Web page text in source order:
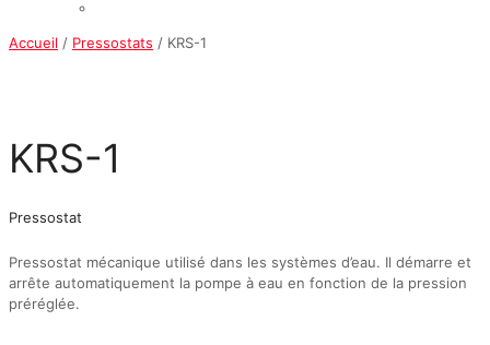
Accueil / Pressostats / KRS-1
KRS-1
Pressostat
Pressostat mécanique utilisé dans les systèmes d’eau. Il démarre et
arrête automatiquement la pompe à eau en fonction de la pression
préréglée.